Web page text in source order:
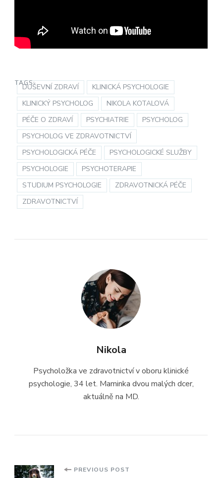
TAGS:
DUŠEVNÍ ZDRAVÍ
KLINICKÁ PSYCHOLOGIE
KLINICKÝ PSYCHOLOG
NIKOLA KOTALOVÁ
PÉČE O ZDRAVÍ
PSYCHIATRIE
PSYCHOLOG
PSYCHOLOG VE ZDRAVOTNICTVÍ
PSYCHOLOGICKÁ PÉČE
PSYCHOLOGICKÉ SLUŽBY
PSYCHOLOGIE
PSYCHOTERAPIE
STUDIUM PSYCHOLOGIE
ZDRAVOTNICKÁ PÉČE
ZDRAVOTNICTVÍ
Nikola
Psycholožka ve zdravotnictví v oboru klinické
psychologie, 34 let. Maminka dvou malých dcer,
aktuálně na MD.
PREVIOUS POST